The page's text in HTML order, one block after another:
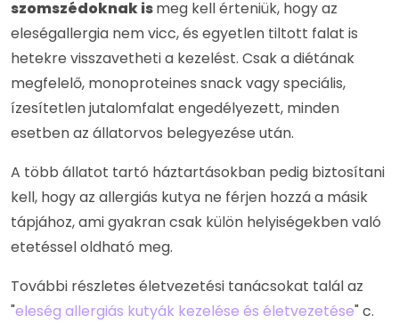
szomszédoknak ismeg kell érteniük, hogy az
eleségallergia nem vicc, és egyetlen tiltott falat is
hetekre visszavetheti a kezelést. Csak a diétának
megfelelő, monoproteines snack vagy speciális,
ízesítetlen jutalomfalat engedélyezett, minden
esetben az állatorvos belegyezése után.
A több állatot tartó háztartásokban pedig biztosítani
kell, hogy az allergiás kutya ne férjen hozzá a másik
tápjához, ami gyakran csak külön helyiségekben való
etetéssel oldható meg.
További részletes életvezetési tanácsokat talál az
"eleség allergiás kutyák kezelése és életvezetése" c.